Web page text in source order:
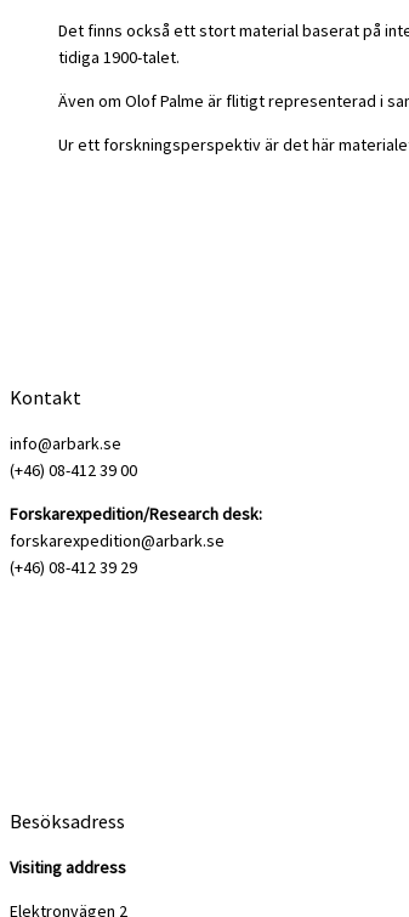
Det finns också ett stort material baserat på
tidiga 1900-talet.
Även om Olof Palme är flitigt representerad i
Ur ett forskningsperspektiv är det här
Kontakt
info@arbark.se
(+46) 08-412 39 00
Forskarexpedition/Research desk:
forskarexpedition@arbark.se
(+46) 08-412 39 29
Besöksadress
Visiting address
Elektronvägen 2